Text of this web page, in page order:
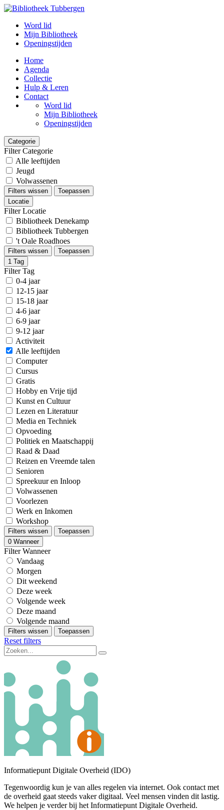
Word lid
Mijn Bibliotheek
Openingstijden
Home
Agenda
Collectie
Hulp & Leren
Contact
Word lid
Mijn Bibliotheek
Openingstijden
Categorie
Filter Categorie
Alle leeftijden
Jeugd
Volwassenen
Filters wissen
Toepassen
Locatie
Filter Locatie
Bibliotheek Denekamp
Bibliotheek Tubbergen
't Oale Roadhoes
Filters wissen
Toepassen
1 Tag
Filter Tag
0-4 jaar
12-15 jaar
15-18 jaar
4-6 jaar
6-9 jaar
9-12 jaar
Activiteit
Alle leeftijden
Computer
Cursus
Gratis
Hobby en Vrije tijd
Kunst en Cultuur
Lezen en Literatuur
Media en Techniek
Opvoeding
Politiek en Maatschappij
Raad & Daad
Reizen en Vreemde talen
Senioren
Spreekuur en Inloop
Volwassenen
Voorlezen
Werk en Inkomen
Workshop
Filters wissen
Toepassen
0 Wanneer
Filter Wanneer
Vandaag
Morgen
Dit weekend
Deze week
Volgende week
Deze maand
Volgende maand
Filters wissen Toepassen
Reset filters
Informatiepunt Digitale Overheid (IDO)
Tegenwoordig kun je van alles regelen via internet. Ook contact met
de overheid gaat steeds vaker digitaal. Veel mensen vinden dit lastig.
We helpen je verder bij het Informatiepunt Digitale Overheid.